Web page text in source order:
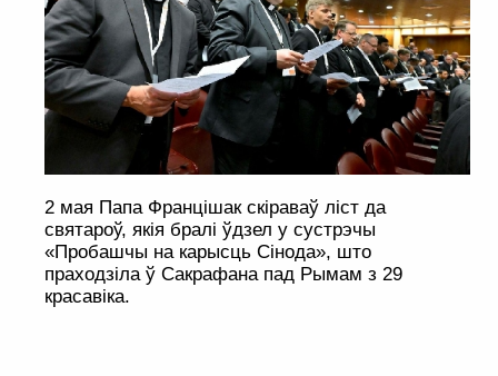
2 мая Папа Францішак скіраваў ліст да
святароў, якія бралі ўдзел у сустрэчы
«Пробашчы на карысць Сінода», што
праходзіла ў Сакрафана пад Рымам з 29
красавіка.